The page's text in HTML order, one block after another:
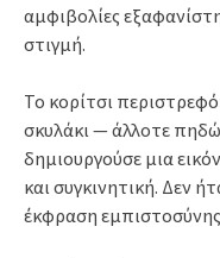
αμφιβολίες
στιγμή.
Το κορίτσι
σκυλάκι — άλλοτε
δημιουργούσε μια
και συγκινητική. Δεν
έκφραση